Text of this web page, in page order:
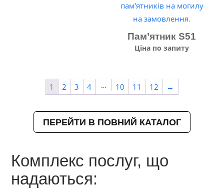
Пам’ятник S51
Ціна по запиту
1 2 3 4 … 10 11 12 →
ПЕРЕЙТИ В ПОВНИЙ КАТАЛОГ
Комплекс послуг, що
надаються: